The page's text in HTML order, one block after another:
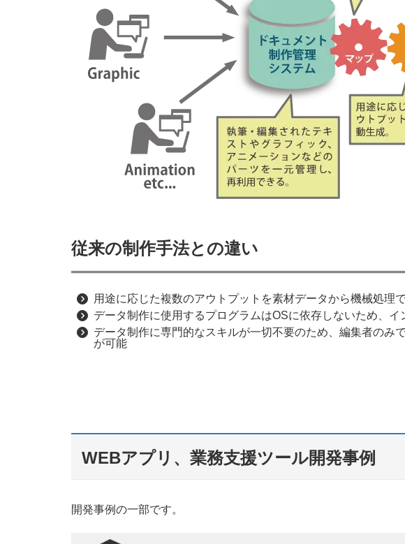
従来の制作手法との違い
用途に応じた複数のアウトプットを素材データから機械処理
データ制作に使用するプログラムはOSに依存しないため、
データ制作に専門的なスキルが一切不要のため、編集者のみ
が可能
WEBアプリ、業務支援ツール開発事例
開発事例の一部です。